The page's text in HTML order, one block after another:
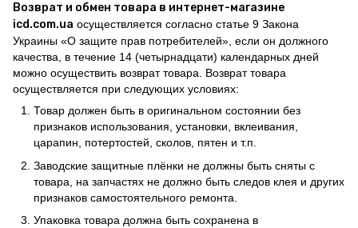
Возврат и обмен товара в интернет-магазине
icd.com.ua осуществляется согласно статье 9 Закона
Украины «О защите прав потребителей», если он должного
качества, в течение 14 (четырнадцати) календарных дней
можно осуществить возврат товара. Возврат товара
осуществляется при следующих условиях:
Товар должен быть в оригинальном состоянии без
признаков использования, установки, вклеивания,
царапин, потертостей, сколов, пятен и т.п.
Заводские защитные плёнки не должны быть сняты с
товара, на запчастях не должно быть следов клея и других
признаков самостоятельного ремонта.
Упаковка товара должна быть сохранена в